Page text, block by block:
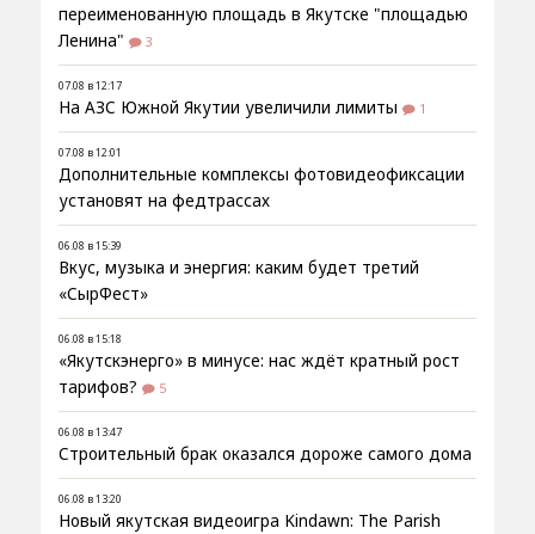
переименованную площадь в Якутске "площадью
Ленина"
3
07.08 в 12:17
На АЗС Южной Якутии увеличили лимиты 1
07.08 в 12:01
Дополнительные комплексы фотовидеофиксации
установят на федтрассах
06.08 в 15:39
Вкус, музыка и энергия: каким будет третий
«СырФест»
06.08 в 15:18
«Якутскэнерго» в минусе: нас ждёт кратный рост
тарифов?
5
06.08 в 13:47
Строительный брак оказался дороже самого дома
06.08 в 13:20
Новый якутская видеоигра Kindawn: The Parish